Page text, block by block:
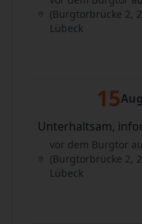
(Burgtorbrücke 2,
Lübeck
15
Unterhaltsam,
vor dem Burgtor
(Burgtorbrücke 2,
Lübeck